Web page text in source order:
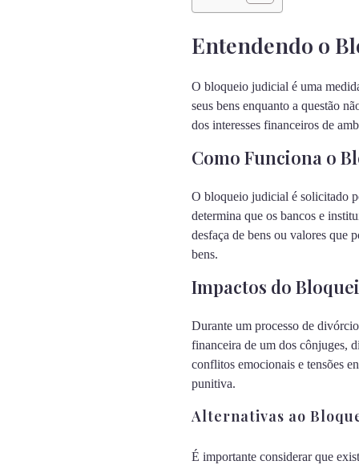
Entendendo o
O bloqueio judicial é uma
seus bens enquanto a questão
dos interesses financeiros de
Como Funciona o
O bloqueio judicial é solicitado
determina que os bancos e
desfaça de bens ou valores que
bens.
Impactos do
Durante um processo de
financeira de um dos cônjuges,
conflitos emocionais e tensões
punitiva.
Alternativas ao
É importante considerar que